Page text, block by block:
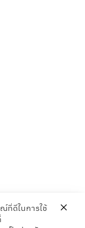
ที่ดีในการใช้